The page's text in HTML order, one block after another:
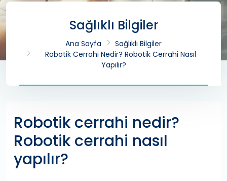
Sağlıklı Bilgiler
Ana Sayfa
Sağlıklı Bilgiler
Robotik Cerrahi Nedir? Robotik Cerrahi Nasıl
Yapılır?
Robotik cerrahi nedir?
Robotik cerrahi nasıl
yapılır?